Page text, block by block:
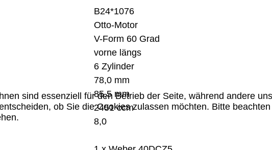
B24*1076
Otto-Motor
V-Form 60 Grad
vorne längs
6 Zylinder
78,0 mm
85,5 mm
2451 ccm
8,0
sind essenziell für den Betrieb der Seite, während andere
ob Sie die Cookies zulassen möchten. Bitte